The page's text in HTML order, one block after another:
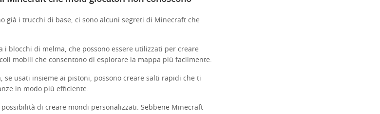
già i trucchi di base, ci sono alcuni segreti di Minecraft che
i blocchi di melma, che possono essere utilizzati per creare
mobili che consentono di esplorare la mappa più facilmente.
se usati insieme ai pistoni, possono creare salti rapidi che ti
in modo più efficiente.
di creare mondi personalizzati. Sebbene Minecraft